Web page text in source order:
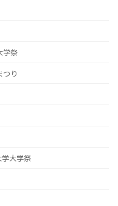
学祭
つり
大学祭